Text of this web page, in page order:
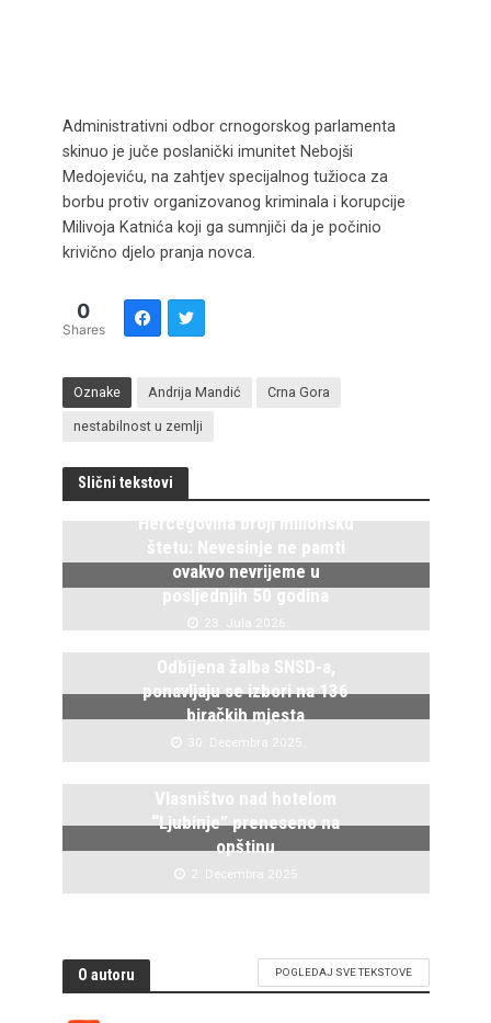
Administrativni odbor crnogorskog parlamenta
skinuo je juče poslanički imunitet Nebojši
Medojeviću, na zahtjev specijalnog tužioca za
borbu protiv organizovanog kriminala i korupcije
Milivoja Katnića koji ga sumnjiči da je počinio
krivično djelo pranja novca.
0
Shares
Oznake Andrija Mandić Crna Gora
nestabilnost u zemlji
Slični tekstovi
Hercegovina broji milionsku
štetu: Nevesinje ne pamti
ovakvo nevrijeme u
posljednjih 50 godina
23. Jula 2026.
Odbijena žalba SNSD-a,
ponavljaju se izbori na 136
biračkih mjesta
30. Decembra 2025.
Vlasništvo nad hotelom
“Ljubinje” preneseno na
opštinu
2. Decembra 2025.
O autoru POGLEDAJ SVE TEKSTOVE